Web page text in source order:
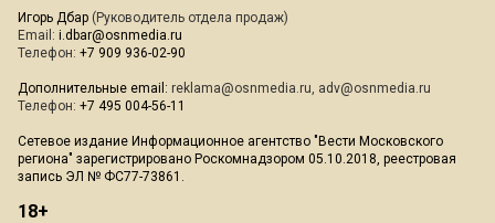
Игорь Дбар (Руководитель отдела продаж)
Email: i.dbar@osnmedia.ru
Телефон: +7 909 936-02-90
Дополнительные email: reklama@osnmedia.ru, adv@osnmedia.ru
Телефон: +7 495 004-56-11
Сетевое издание Информационное агентство "Вести Московского
региона" зарегистрировано Роскомнадзором 05.10.2018, реестровая
запись ЭЛ № ФС77-73861.
18+